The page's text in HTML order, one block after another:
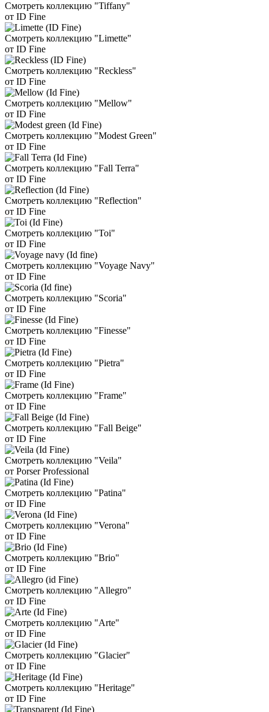
Смотреть коллекцию "Tiffany"
от ID Fine
Смотреть коллекцию "Limette"
от ID Fine
Смотреть коллекцию "Reckless"
от ID Fine
Смотреть коллекцию "Mellow"
от ID Fine
Смотреть коллекцию "Modest Green"
от ID Fine
Смотреть коллекцию "Fall Terra"
от ID Fine
Смотреть коллекцию "Reflection"
от ID Fine
Смотреть коллекцию "Toi"
от ID Fine
Смотреть коллекцию "Voyage Navy"
от ID Fine
Смотреть коллекцию "Scoria"
от ID Fine
Смотреть коллекцию "Finesse"
от ID Fine
Смотреть коллекцию "Pietra"
от ID Fine
Смотреть коллекцию "Frame"
от ID Fine
Смотреть коллекцию "Fall Beige"
от ID Fine
Смотреть коллекцию "Veila"
от Porser Professional
Смотреть коллекцию "Patina"
от ID Fine
Смотреть коллекцию "Verona"
от ID Fine
Смотреть коллекцию "Brio"
от ID Fine
Смотреть коллекцию "Allegro"
от ID Fine
Смотреть коллекцию "Arte"
от ID Fine
Смотреть коллекцию "Glacier"
от ID Fine
Смотреть коллекцию "Heritage"
от ID Fine